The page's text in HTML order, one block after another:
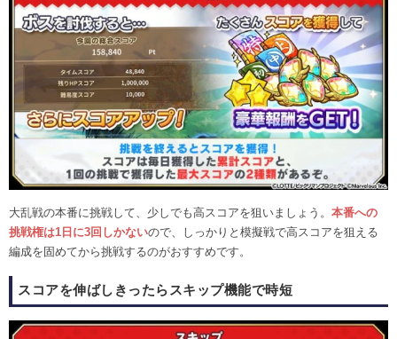
大乱戦の本番に挑戦して、少しでも高スコアを狙いましょう。 本番への
挑戦権は1日に3回しかないので、しっかりと模擬戦で高スコアを狙える
編成を固めてから挑戦するのがおすすめです。
スコアを伸ばしきったらスキップ機能で時短